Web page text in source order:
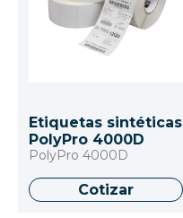
Etiquetas sintéticas
PolyPro 4000D
PolyPro 4000D
Cotizar